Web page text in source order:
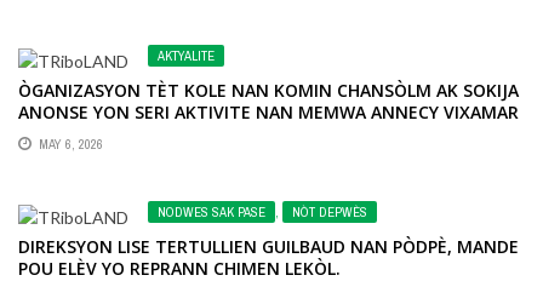
AKTYALITE
ÒGANIZASYON TÈT KOLE NAN KOMIN CHANSÒLM AK SOKIJA
ANONSE YON SERI AKTIVITE NAN MEMWA ANNECY VIXAMAR
MAY 6, 2026
NODWES SAK PASE NÒT DEPWÈS
DIREKSYON LISE TERTULLIEN GUILBAUD NAN PÒDPÈ, MANDE
POU ELÈV YO REPRANN CHIMEN LEKÒL.